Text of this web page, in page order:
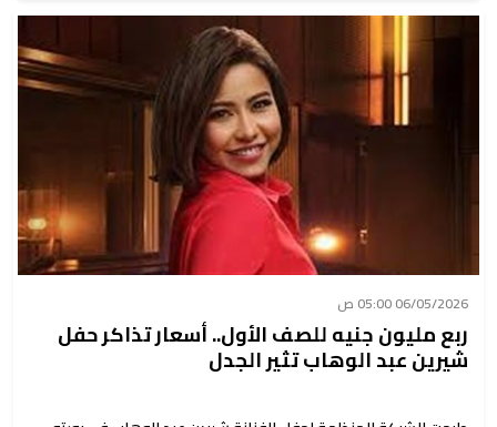
06/05/2026 05:00 ص
ربع مليون جنيه للصف الأول.. أسعار تذاكر حفل
شيرين عبد الوهاب تثير الجدل